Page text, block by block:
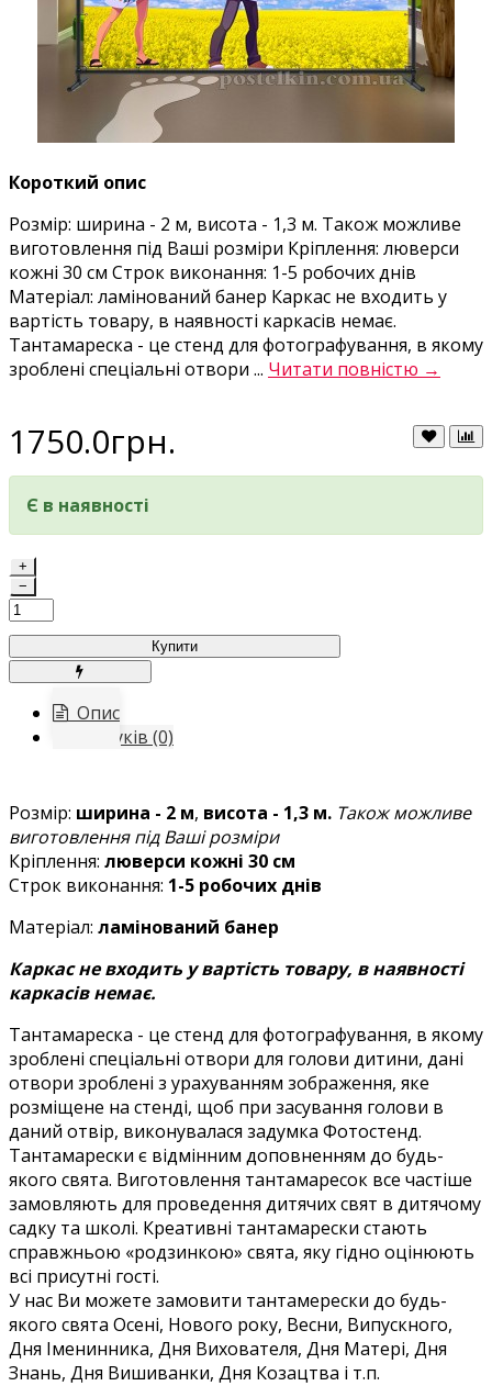
Короткий опис
Розмір: ширина - 2 м, висота - 1,3 м. Також можливе
виготовлення під Ваші розміри Кріплення: люверси
кожні 30 см Строк виконання: 1-5 робочих днів
Матеріал: ламінований банер Каркас не входить у
вартість товару, в наявності каркасів немає.
Тантамареска - це стенд для фотографування, в якому
зроблені спеціальні отвори ... Читати повністю →
1750.0грн.
Є в наявності
+
−
Купити
Опис
Відгуків (0)
Розмір: ширина - 2 м, висота - 1,3 м. Також можливе
виготовлення під Ваші розміри
Кріплення: люверси кожні 30 см
Строк виконання: 1-5 робочих днів
Матеріал: ламінований банер
Каркас не входить у вартість товару, в наявності
каркасів немає.
Тантамареска - це стенд для фотографування, в якому
зроблені спеціальні отвори для голови дитини, дані
отвори зроблені з урахуванням зображення, яке
розміщене на стенді, щоб при засування голови в
даний отвір, виконувалася задумка Фотостенд.
Тантамарески є відмінним доповненням до будь-
якого свята. Виготовлення тантамаресок все частіше
замовляють для проведення дитячих свят в дитячому
садку та школі. Креативні тантамарески стають
справжньою «родзинкою» свята, яку гідно оцінюють
всі присутні гості.
У нас Ви можете замовити тантамерески до будь-
якого свята Осені, Нового року, Весни, Випускного,
Дня Іменинника, Дня Вихователя, Дня Матері, Дня
Знань, Дня Вишиванки, Дня Козацтва і т.п.